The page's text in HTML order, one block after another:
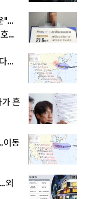
"…
조
…
흔
이동
외